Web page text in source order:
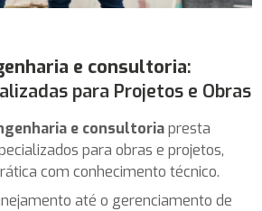
e consultoria:
para Projetos e Obras
e consultoriapresta
para obras e projetos,
com conhecimento técnico.
até o gerenciamento de